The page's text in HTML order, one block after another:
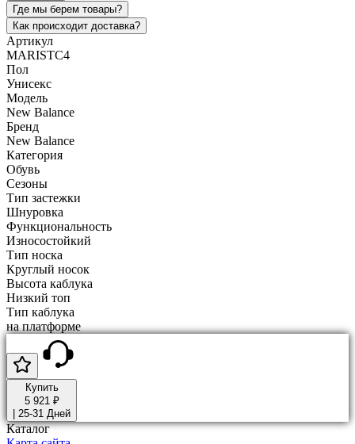
Где мы берем товары?
Как происходит доставка?
Артикул
MARISTC4
Пол
Унисекс
Модель
New Balance
Бренд
New Balance
Категория
Обувь
Сезоны
Тип застежки
Шнуровка
Функциональность
Износостойкий
Тип носка
Круглый носок
Высота каблука
Низкий топ
Тип каблука
на платформе
Купить
5 921 ₽
25-31 Дней
Каталог